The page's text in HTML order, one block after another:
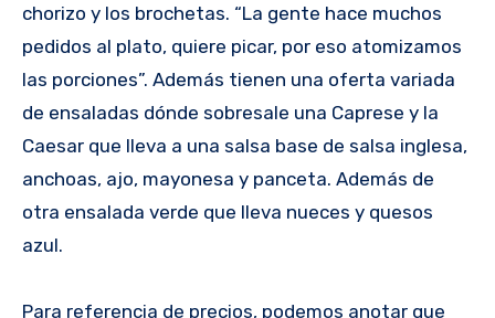
chorizo y los brochetas. “La gente hace muchos
pedidos al plato, quiere picar, por eso atomizamos
las porciones”. Además tienen una oferta variada
de ensaladas dónde sobresale una Caprese y la
Caesar que lleva a una salsa base de salsa inglesa,
anchoas, ajo, mayonesa y panceta. Además de
otra ensalada verde que lleva nueces y quesos
azul.
Para referencia de precios, podemos anotar que